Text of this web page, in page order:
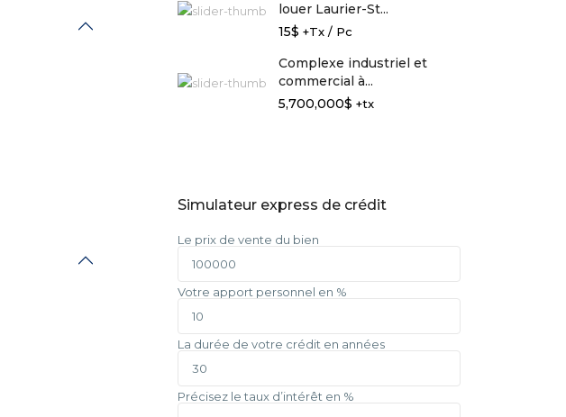
louer Laurier-St...
15$ +Tx / Pc
Complexe industriel et
commercial à...
5,700,000$ +tx
Simulateur express de crédit
Le prix de vente du bien
Votre apport personnel en %
La durée de votre crédit en années
Précisez le taux d’intérêt en %